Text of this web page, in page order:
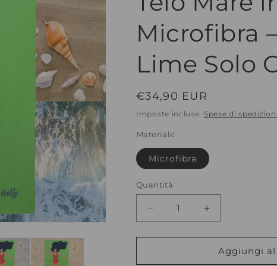
f
Microfibra
Lime Solo
Prezzo
di
listino
€34,90 EUR
Imposte incluse. Spese di
Materiale
Microfibra
Quantità
Diminuisci
quantità
per
Mare
Aumenta
quantità
per
Telo
Mare
Aggiungi